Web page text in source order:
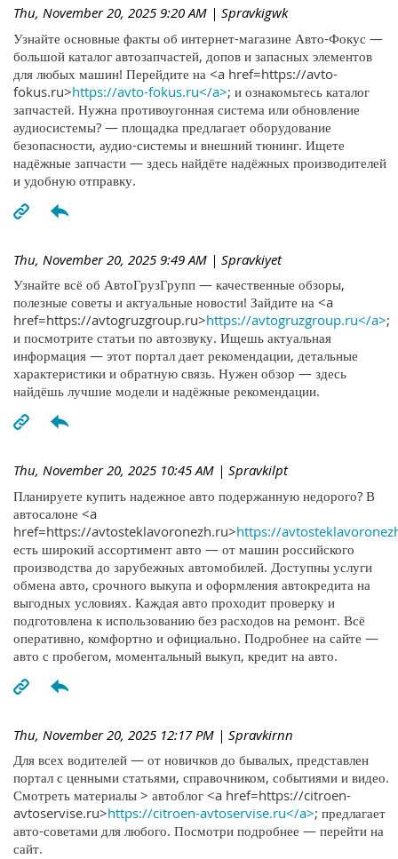
Thu, November 20, 2025 9:20 AM | Spravkigwk
Узнайте основные факты об интернет-магазине Авто-Фокус —
большой каталог автозапчастей, допов и запасных элементов
для любых машин! Перейдите на <a href=https://avto-
fokus.ru>https://avto-fokus.ru</a>; и ознакомьтесь каталог
запчастей. Нужна противоугонная система или обновление
аудиосистемы? — площадка предлагает оборудование
безопасности, аудио-системы и внешний тюнинг. Ищете
надёжные запчасти — здесь найдёте надёжных производителей
и удобную отправку.
Thu, November 20, 2025 9:49 AM | Spravkiyet
Узнайте всё об АвтоГрузГрупп — качественные обзоры,
полезные советы и актуальные новости! Зайдите на <a
href=https://avtogruzgroup.ru>https://avtogruzgroup.ru</a>;
и посмотрите статьи по автозвуку. Ищешь актуальная
информация — этот портал дает рекомендации, детальные
характеристики и обратную связь. Нужен обзор — здесь
найдёшь лучшие модели и надёжные рекомендации.
Thu, November 20, 2025 10:45 AM | Spravkilpt
Планируете купить надежное авто подержанную недорого? В
автосалоне <a
href=https://avtosteklavoronezh.ru>https://
есть широкий ассортимент авто — от машин российского
производства до зарубежных автомобилей. Доступны услуги
обмена авто, срочного выкупа и оформления автокредита на
выгодных условиях. Каждая авто проходит проверку и
подготовлена к использованию без расходов на ремонт. Всё
оперативно, комфортно и официально. Подробнее на сайте —
авто с пробегом, моментальный выкуп, кредит на авто.
Thu, November 20, 2025 12:17 PM | Spravkirnn
Для всех водителей — от новичков до бывалых, представлен
портал с ценными статьями, справочником, событиями и видео.
Смотреть материалы > автоблог <a href=https://citroen-
avtoservise.ru>https://citroen-avtoservise.ru</a>; предлагает
авто-советами для любого. Посмотри подробнее — перейти на
сайт.